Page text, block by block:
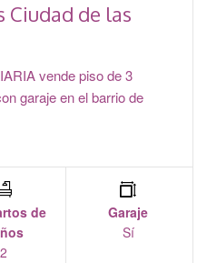
Ciudad de las
vende piso de 3
garaje en el barrio de
de
2
Garaje
Sí